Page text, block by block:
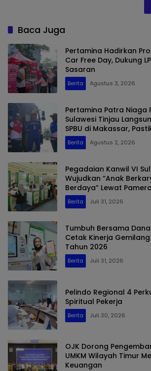
Baca Juga
Pertamina Hadirkan
Car Free Day, Dukung
Sasaran
Berita Agustus 3, 2026
Pertamina Patra Niaga
Sulawesi Tinjau
SPBU di Makassar,
Biosolar Berjalan
Berita Agustus 2, 2026
Pegadaian Kanwil VI
Wujudkan “Anak
Berdaya” Lewat
Bazar Emas
Berita Juli 31, 2026
Tumbuh Bersama
Cetak Kinerja Gemilang
Tahun 2026
Berita Juli 31, 2026
Pelindo Regional 4
Spiritual Pekerja
Berita Juli 30, 2026
OJK Dorong
UMKM Wilayah Timur
Keuangan